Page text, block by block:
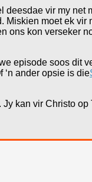
deesdae vir my net
moet ek vir
ons kon verseker
episode soos dit
‘n ander opsie is die
kan vir Christo op